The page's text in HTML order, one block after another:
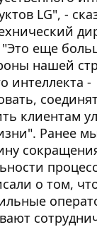
LG", -
"Это еще
нашей
интеллекта -
клиентам
Ранее
о том,